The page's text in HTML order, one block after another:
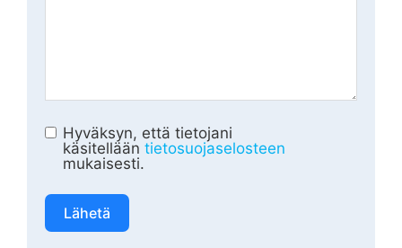
Hyväksyn, että tietojani
käsitellään tietosuojaselosteen
mukaisesti.
Lähetä